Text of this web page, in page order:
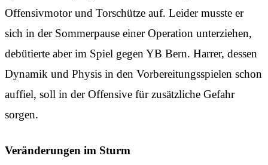
Offensivmotor und Torschütze auf. Leider musste er
sich in der Sommerpause einer Operation unterziehen,
debütierte aber im Spiel gegen YB Bern. Harrer, dessen
Dynamik und Physis in den Vorbereitungsspielen schon
auffiel, soll in der Offensive für zusätzliche Gefahr
sorgen.
Veränderungen im Sturm